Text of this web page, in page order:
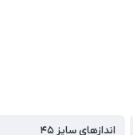
اندازهای سایز ۴۵